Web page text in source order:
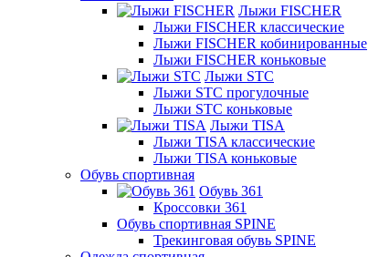
Лыжи FISCHER
Лыжи FISCHER классические
Лыжи FISCHER кобинированные
Лыжи FISCHER коньковые
Лыжи STC
Лыжи STC прогулочные
Лыжи STC коньковые
Лыжи TISA
Лыжи TISA классические
Лыжи TISA коньковые
Обувь спортивная
Обувь 361
Кроссовки 361
Обувь спортивная SPINE
Трекинговая обувь SPINE